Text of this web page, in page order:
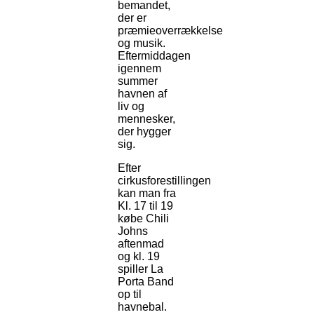
bemandet,
der er
præmieoverrækkelse
og musik.
Eftermiddagen
igennem
summer
havnen af
liv og
mennesker,
der hygger
sig.
Efter
cirkusforestillingen
kan man fra
Kl. 17 til 19
købe Chili
Johns
aftenmad
og kl. 19
spiller La
Porta Band
op til
havnebal.